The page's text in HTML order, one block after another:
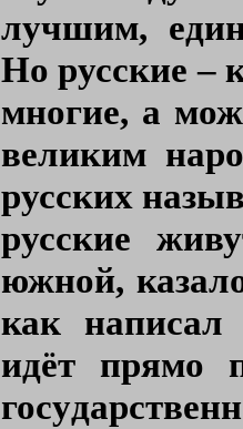
лучшим,
Но русские –
многие, а
великим
русских
русские
южной,
как
идёт прямо